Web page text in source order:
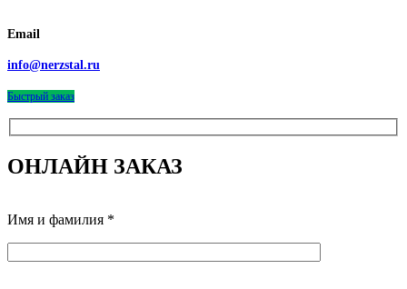
Email
info@nerzstal.ru
Быстрый заказ
ОНЛАЙН ЗАКАЗ
Имя и фамилия *